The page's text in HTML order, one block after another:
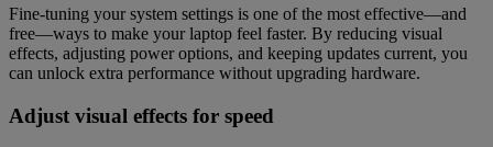
Fine-tuning your system settings is one of the most effective—and
free—ways to make your laptop feel faster. By reducing visual
effects, adjusting power options, and keeping updates current, you
can unlock extra performance without upgrading hardware.
Adjust visual effects for speed